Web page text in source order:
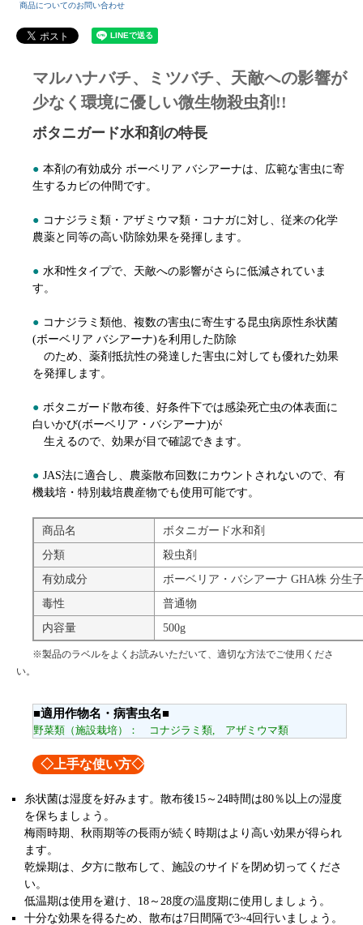
商品についてのお問い合わせ
マルハナバチ、ミツバチ、天敵への影響が
少なく環境に優しい微生物殺虫剤!!
ボタニガード水和剤の特長
● 本剤の有効成分 ボーベリア バシアーナは、広範な害虫に寄
生するカビの仲間です。
● コナジラミ類・アザミウマ類・コナガに対し、従来の化学
農薬と同等の高い防除効果を発揮します。
● 水和性タイプで、天敵への影響がさらに低減されていま
す。
● コナジラミ類他、複数の害虫に寄生する昆虫病原性糸状菌
(ボーベリア バシアーナ)を利用した防除
のため、薬剤抵抗性の発達した害虫に対しても優れた効果
を発揮します。
● ボタニガード散布後、好条件下では感染死亡虫の体表面に
白いかび(ボーベリア・バシアーナ)が
生えるので、効果が目で確認できます。
● JAS法に適合し、農薬散布回数にカウントされないので、有
機栽培・特別栽培農産物でも使用可能です。
商品名
ボタニガード水和剤
分類
殺虫剤
有効成分
ボーベリア・バシアーナ GHA株 分生
毒性
普通物
内容量
500g
※製品のラベルをよくお読みいただいて、適切な方法でご使用くださ
い。
■適用作物名・病害虫名■
野菜類（施設栽培）： コナジラミ類, アザミウマ類
◇上手な使い方◇
糸状菌は湿度を好みます。散布後15～24時間は80％以上の湿度
を保ちましょう。
梅雨時期、秋雨期等の長雨が続く時期はより高い効果が得られ
ます。
乾燥期は、夕方に散布して、施設のサイドを閉め切ってくださ
い。
低温期は使用を避け、18～28度の温度期に使用しましょう。
十分な効果を得るため、散布は7日間隔で3~4回行いましょう。